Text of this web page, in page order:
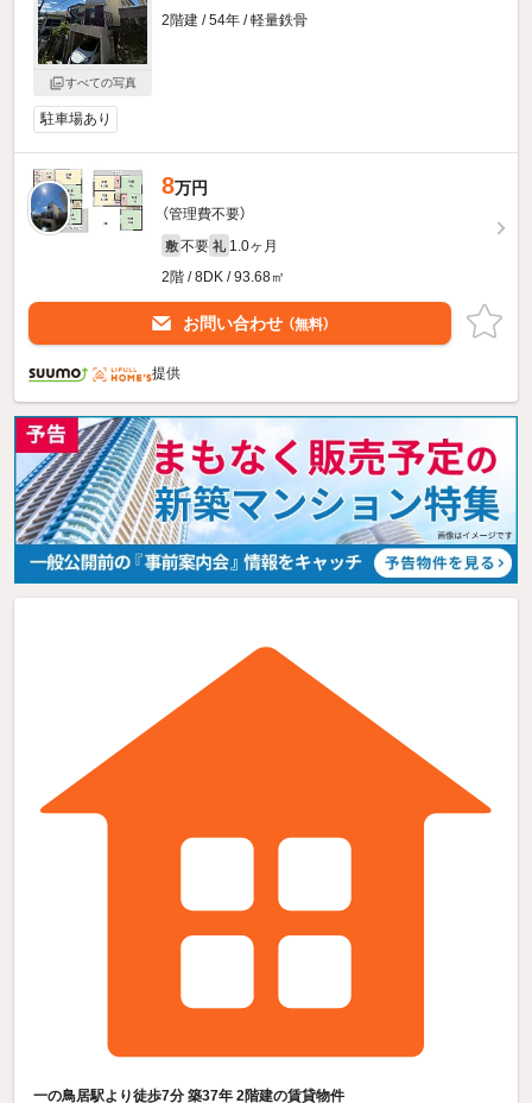
すべての写真
2階建 / 54年 / 軽量鉄骨
駐車場あり
8万円
（管理費不要）
敷 不要 礼 1.0ヶ月
2階 / 8DK / 93.68㎡
お問い合わせ （無料）
提供
一の鳥居駅より徒歩7分 築37年 2階建の賃貸物件